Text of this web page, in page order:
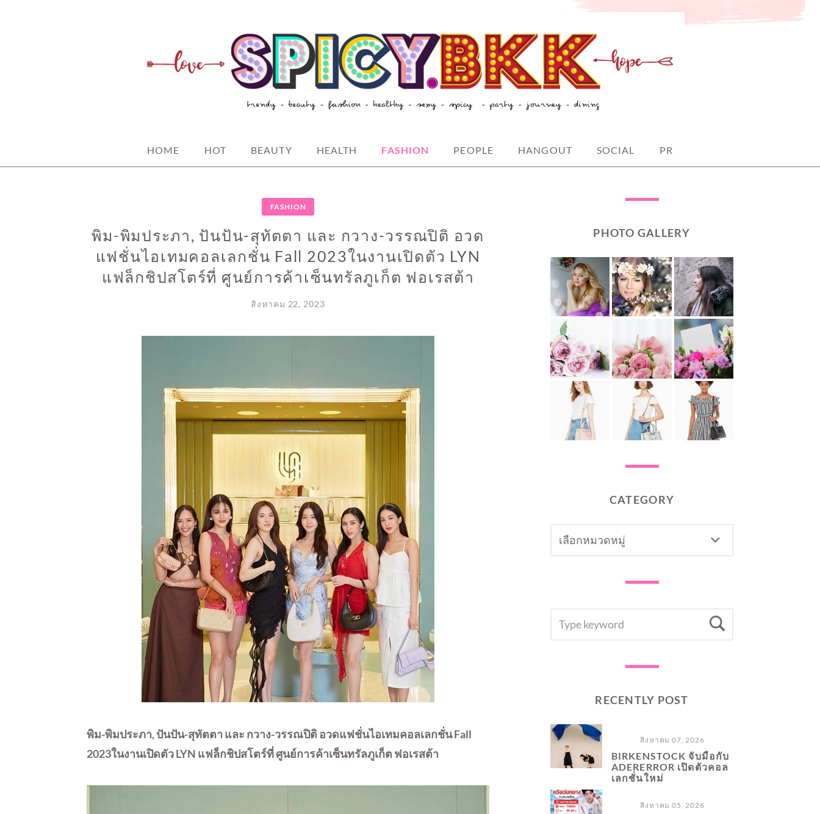
HOME HOT BEAUTY HEALTH FASHION PEOPLE HANGOUT SOCIAL PR
FASHION
พิม-พิมประภา, ปันปัน-สุทัตตา และ กวาง-วรรณปิติ อวด
แฟชั่นไอเทมคอลเลกชั่น Fall 2023ในงานเปิดตัว LYN
แฟล็กชิปสโตร์ที่ ศูนย์การค้าเซ็นทรัลภูเก็ต ฟอเรสต้า
สิงหาคม 22, 2023
พิม-พิมประภา, ปันปัน-สุทัตตา และ กวาง-วรรณปิติ อวดแฟชั่นไอเทมคอลเลกชั่น Fall
2023ในงานเปิดตัว LYN แฟล็กชิปสโตร์ที่ ศูนย์การค้าเซ็นทรัลภูเก็ต ฟอเรสต้า
PHOTO GALLERY
CATEGORY
FOR:
RECENTLY POST
สิงหาคม 07, 2026
BIRKENSTOCK จับมือกับ
ADERERROR เปิดตัวคอล
เลกชั่นใหม่
สิงหาคม 05, 2026